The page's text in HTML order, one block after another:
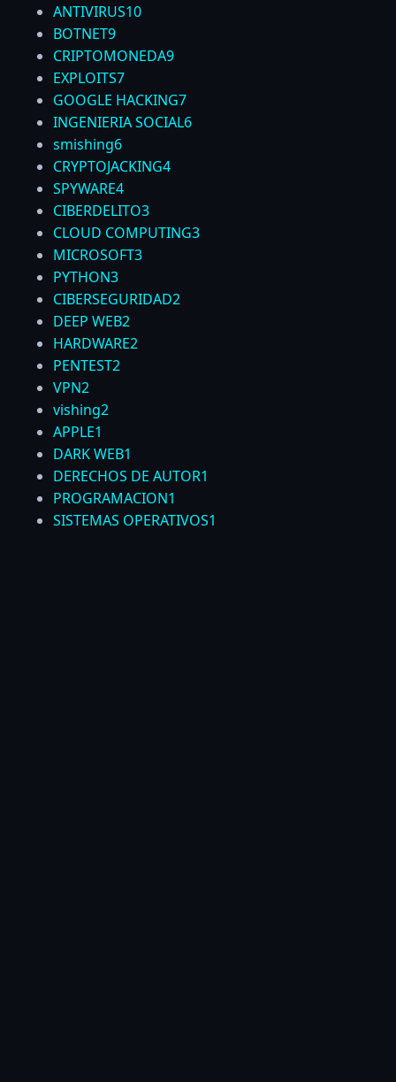
ANTIVIRUS10
BOTNET9
CRIPTOMONEDA9
EXPLOITS7
GOOGLE HACKING7
INGENIERIA SOCIAL6
smishing6
CRYPTOJACKING4
SPYWARE4
CIBERDELITO3
CLOUD COMPUTING3
MICROSOFT3
PYTHON3
CIBERSEGURIDAD2
DEEP WEB2
HARDWARE2
PENTEST2
VPN2
vishing2
APPLE1
DARK WEB1
DERECHOS DE AUTOR1
PROGRAMACION1
SISTEMAS OPERATIVOS1